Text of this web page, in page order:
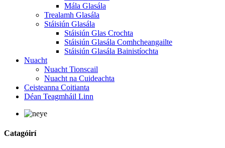
Mála Glasála
Trealamh Glasála
Stáisiún Glasála
Stáisiún Glas Crochta
Stáisiún Glasála Comhcheangailte
Stáisiún Glasála Bainistíochta
Nuacht
Nuacht Tionscail
Nuacht na Cuideachta
Ceisteanna Coitianta
Déan Teagmháil Linn
Catagóirí